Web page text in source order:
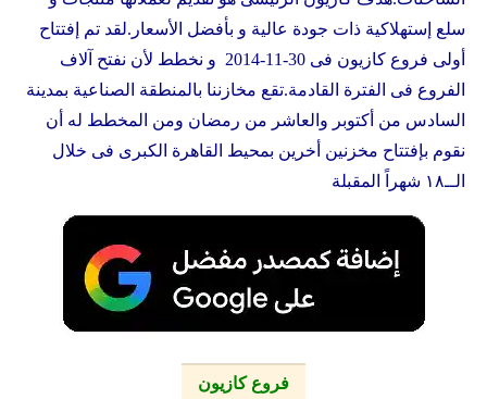
سلع إستهلاكية ذات جودة عالية و بأفضل الأسعار.لقد تم إفتتاح
أولى فروع كازيون
فى 30-11-2014 و نخطط لأن نفتح آلاف
الفروع فى الفترة القادمة.تقع مخازننا بالمنطقة الصناعية بمدينة
السادس من أكتوبر والعاشر من رمضان ومن المخطط له أن
نقوم بإفتتاح مخزنين أخرين بمحيط القاهرة الكبرى فى خلال
الــ١٨ شهراً المقبلة
فروع كازيون